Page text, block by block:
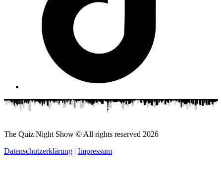
The Quiz Night Show © All rights reserved 2026
Datenschutzerklärung | Impressum